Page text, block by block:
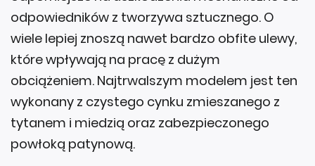
odpowiedników z tworzywa sztucznego. O
wiele lepiej znoszą nawet bardzo obfite ulewy,
które wpływają na pracę z dużym
obciążeniem. Najtrwalszym modelem jest ten
wykonany z czystego cynku zmieszanego z
tytanem i miedzią oraz zabezpieczonego
powłoką patynową.